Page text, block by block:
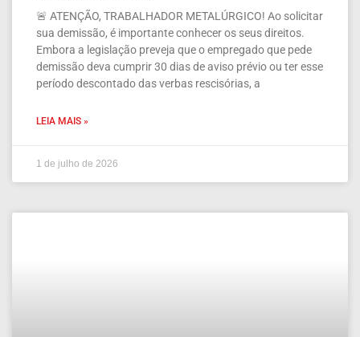
🚨 ATENÇÃO, TRABALHADOR METALÚRGICO! Ao solicitar
sua demissão, é importante conhecer os seus direitos.
Embora a legislação preveja que o empregado que pede
demissão deva cumprir 30 dias de aviso prévio ou ter esse
período descontado das verbas rescisórias, a
LEIA MAIS »
1 de julho de 2026